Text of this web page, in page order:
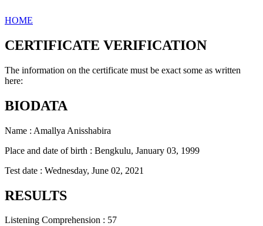
HOME
CERTIFICATE VERIFICATION
The information on the certificate must be exact some as written
here:
BIODATA
Name : Amallya Anisshabira
Place and date of birth : Bengkulu, January 03, 1999
Test date : Wednesday, June 02, 2021
RESULTS
Listening Comprehension : 57